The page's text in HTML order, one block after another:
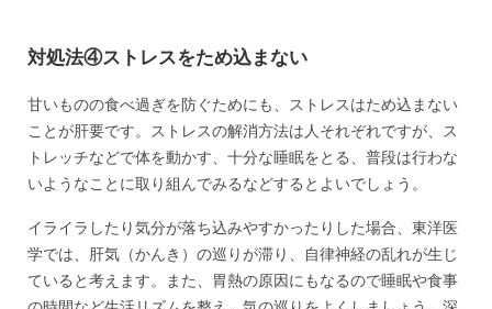
対処法④ストレスをため込まない
甘いものの食べ過ぎを防ぐためにも、ストレスはため込まない
ことが肝要です。ストレスの解消方法は人それぞれですが、ス
トレッチなどで体を動かす、十分な睡眠をとる、普段は行わな
いようなことに取り組んでみるなどするとよいでしょう。
イライラしたり気分が落ち込みやすかったりした場合、東洋医
学では、肝気（かんき）の巡りが滞り、自律神経の乱れが生じ
ていると考えます。また、胃熱の原因にもなるので睡眠や食事